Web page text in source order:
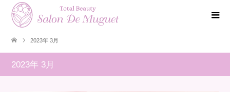
2023年 3月
2023年 3月